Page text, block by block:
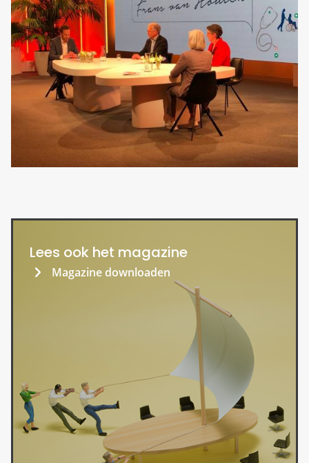
Lees ook het magazine
Magazine downloaden